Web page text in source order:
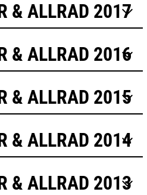
& ALLRAD 2017
& ALLRAD 2016
& ALLRAD 2015
& ALLRAD 2014
& ALLRAD 2013